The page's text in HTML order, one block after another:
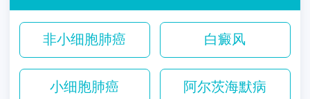
非小细胞肺癌 白癜风
小细胞肺癌 阿尔茨海默病